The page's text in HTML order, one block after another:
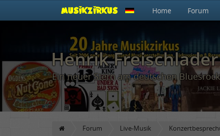
Home Forum
Henrik
Ein neuer Stern am deutschen
Forum Live-Musik